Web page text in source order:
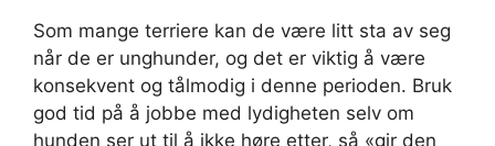
Som mange terriere kan de være litt sta av seg
når de er unghunder, og det er viktig å være
konsekvent og tålmodig i denne perioden. Bruk
god tid på å jobbe med lydigheten selv om
hunden ser ut til å ikke høre etter, så «gir den